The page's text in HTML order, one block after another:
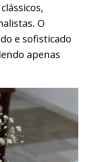
O
e sofisticado
apenas